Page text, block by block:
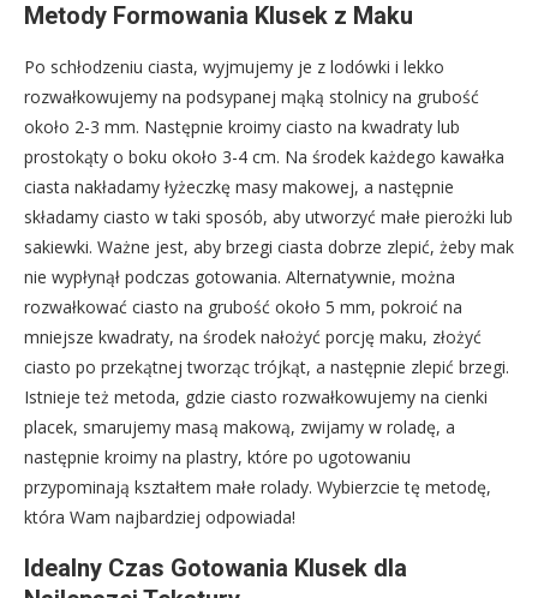
Metody Formowania Klusek z Maku
Po schłodzeniu ciasta, wyjmujemy je z lodówki i lekko
rozwałkowujemy na podsypanej mąką stolnicy na grubość
około 2-3 mm. Następnie kroimy ciasto na kwadraty lub
prostokąty o boku około 3-4 cm. Na środek każdego kawałka
ciasta nakładamy łyżeczkę masy makowej, a następnie
składamy ciasto w taki sposób, aby utworzyć małe pierożki lub
sakiewki. Ważne jest, aby brzegi ciasta dobrze zlepić, żeby mak
nie wypłynął podczas gotowania. Alternatywnie, można
rozwałkować ciasto na grubość około 5 mm, pokroić na
mniejsze kwadraty, na środek nałożyć porcję maku, złożyć
ciasto po przekątnej tworząc trójkąt, a następnie zlepić brzegi.
Istnieje też metoda, gdzie ciasto rozwałkowujemy na cienki
placek, smarujemy masą makową, zwijamy w roladę, a
następnie kroimy na plastry, które po ugotowaniu
przypominają kształtem małe rolady. Wybierzcie tę metodę,
która Wam najbardziej odpowiada!
Idealny Czas Gotowania Klusek dla